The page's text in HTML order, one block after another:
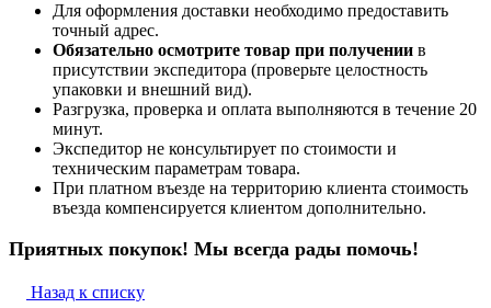
Для оформления доставки необходимо предоставить
точный адрес.
Обязательно осмотрите товар при получении в
присутствии экспедитора (проверьте целостность
упаковки и внешний вид).
Разгрузка, проверка и оплата выполняются в течение 20
минут.
Экспедитор не консультирует по стоимости и
техническим параметрам товара.
При платном въезде на территорию клиента стоимость
въезда компенсируется клиентом дополнительно.
Приятных покупок! Мы всегда рады помочь!
Назад к списку